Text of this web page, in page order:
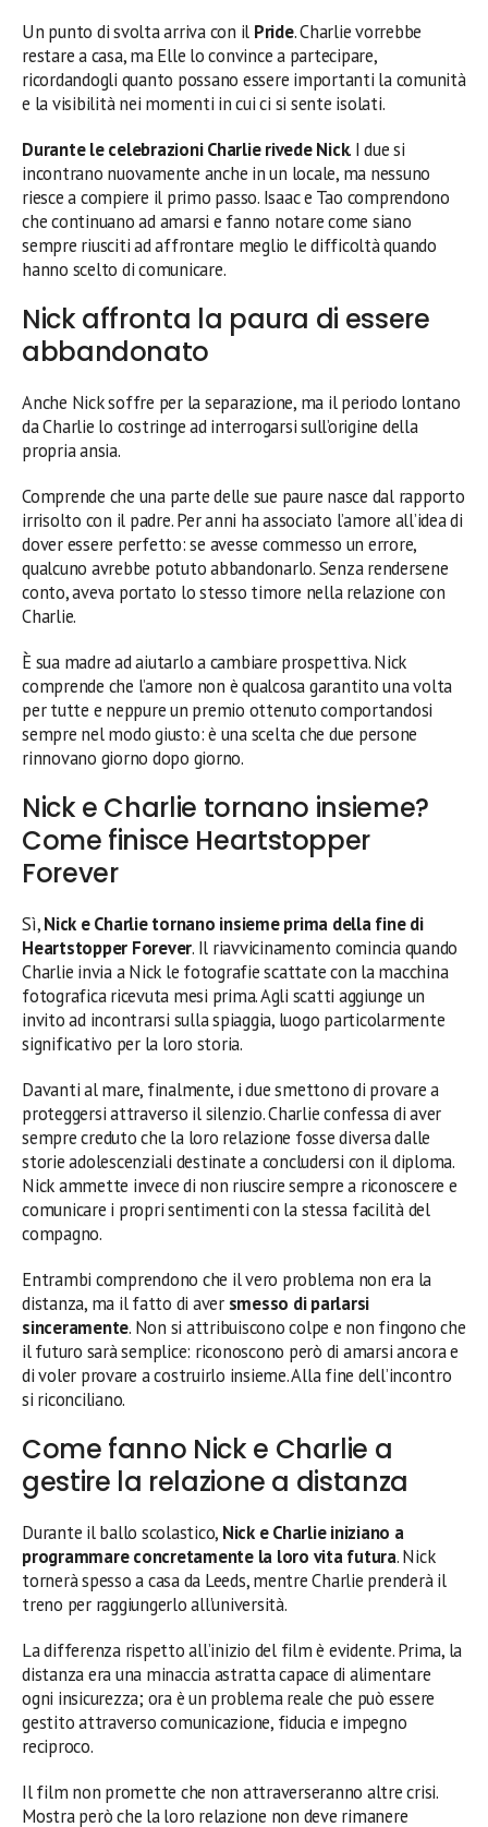
Un punto di svolta arriva con il Pride. Charlie vorrebbe
restare a casa, ma Elle lo convince a partecipare,
ricordandogli quanto possano essere importanti la comunità
e la visibilità nei momenti in cui ci si sente isolati.
Durante le celebrazioni Charlie rivede Nick. I due si
incontrano nuovamente anche in un locale, ma nessuno
riesce a compiere il primo passo. Isaac e Tao comprendono
che continuano ad amarsi e fanno notare come siano
sempre riusciti ad affrontare meglio le difficoltà quando
hanno scelto di comunicare.
Nick affronta la paura di essere
abbandonato
Anche Nick soffre per la separazione, ma il periodo lontano
da Charlie lo costringe ad interrogarsi sull’origine della
propria ansia.
Comprende che una parte delle sue paure nasce dal rapporto
irrisolto con il padre. Per anni ha associato l’amore all’idea di
dover essere perfetto: se avesse commesso un errore,
qualcuno avrebbe potuto abbandonarlo. Senza rendersene
conto, aveva portato lo stesso timore nella relazione con
Charlie.
È sua madre ad aiutarlo a cambiare prospettiva. Nick
comprende che l’amore non è qualcosa garantito una volta
per tutte e neppure un premio ottenuto comportandosi
sempre nel modo giusto: è una scelta che due persone
rinnovano giorno dopo giorno.
Nick e Charlie tornano insieme?
Come finisce Heartstopper
Forever
Sì,Nick e Charlie tornano insieme prima della fine di
Heartstopper Forever. Il riavvicinamento comincia quando
Charlie invia a Nick le fotografie scattate con la macchina
fotografica ricevuta mesi prima. Agli scatti aggiunge un
invito ad incontrarsi sulla spiaggia, luogo particolarmente
significativo per la loro storia.
Davanti al mare, finalmente, i due smettono di provare a
proteggersi attraverso il silenzio. Charlie confessa di aver
sempre creduto che la loro relazione fosse diversa dalle
storie adolescenziali destinate a concludersi con il diploma.
Nick ammette invece di non riuscire sempre a riconoscere e
comunicare i propri sentimenti con la stessa facilità del
compagno.
Entrambi comprendono che il vero problema non era la
distanza, ma il fatto di aver smesso di parlarsi
sinceramente. Non si attribuiscono colpe e non fingono che
il futuro sarà semplice: riconoscono però di amarsi ancora e
di voler provare a costruirlo insieme. Alla fine dell’incontro
si riconciliano.
Come fanno Nick e Charlie a
gestire la relazione a distanza
Durante il ballo scolastico, Nick e Charlie iniziano a
programmare concretamente la loro vita futura. Nick
tornerà spesso a casa da Leeds, mentre Charlie prenderà il
treno per raggiungerlo all’università.
La differenza rispetto all’inizio del film è evidente. Prima, la
distanza era una minaccia astratta capace di alimentare
ogni insicurezza; ora è un problema reale che può essere
gestito attraverso comunicazione, fiducia e impegno
reciproco.
Il film non promette che non attraverseranno altre crisi.
Mostra però che la loro relazione non deve rimanere